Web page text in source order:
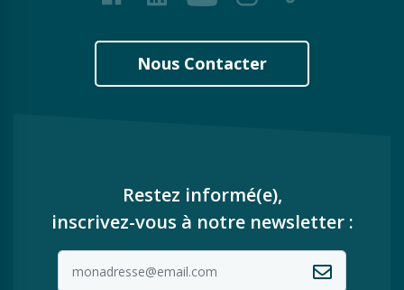
Nous Contacter
Restez informé(e),
inscrivez-vous à notre newsletter :